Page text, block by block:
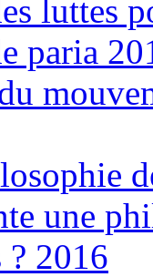
luttes
paria
une
? 2016